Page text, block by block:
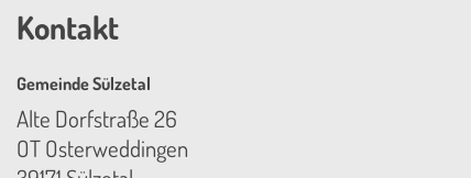
Kontakt
Gemeinde Sülzetal
Alte Dorfstraße 26
OT Osterweddingen